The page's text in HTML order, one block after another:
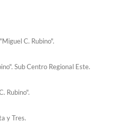
C. Rubino".
Sub Centro Regional Este.
Rubino".
y Tres.